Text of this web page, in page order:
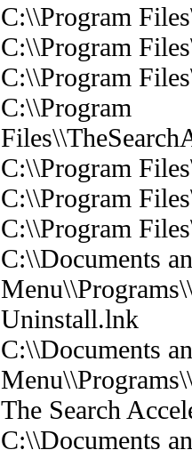
C:\\Program
C:\\Program
C:\\Program
C:\\Program
C:\\Program
C:\\Program
C:\\Program
C:\\Documents
Uninstall.lnk
C:\\Documents
The Search
C:\\Documents